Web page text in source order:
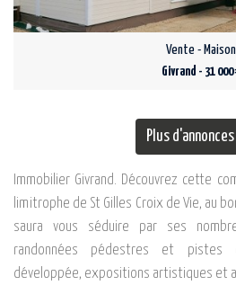
Vente - Maison
Givrand - 31 000
Plus d'annonces
Immobilier Givrand. Découvrez cette
limitrophe de St Gilles Croix de Vie, au
saura vous séduire par ses
randonnées pédestres et pistes
développée, expositions artistiques et